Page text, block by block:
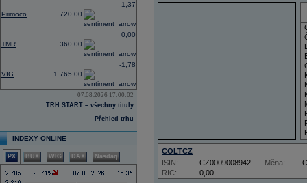
Primoco 720,00
-1,37
TMR 360,00
0,00
VIG 1 765,00
-1,78
07.08.2026 17:00:02
TRH START – všechny tituly
Přehled trhu
INDEXY ONLINE
PX BUX WIG DAX Nasdaq
COLTCZ
RIC: 0,00
ISIN: CZ0009008942 Měna: